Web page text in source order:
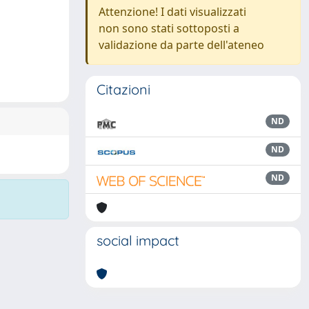
Attenzione! I dati visualizzati
non sono stati sottoposti a
validazione da parte dell'ateneo
Citazioni
ND
ND
ND
social impact